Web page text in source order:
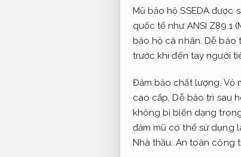
Mũ bảo hộ SSEDA được
quốc tế như ANSI Z89.1
bảo hộ cá nhân.Dễ bảo
trước khi đến tay người
Đảm bảo chất lượng. Vỏ
cao cấp,Dễ bảo trì sau
không bị biến dạng
đảm mũ có thể sử dụng
Nhà thầu. An toàn công